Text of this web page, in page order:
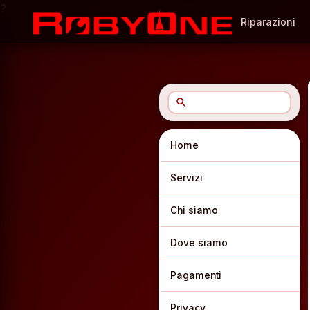
Riparazioni
search
Home
Servizi
Chi siamo
Dove siamo
Pagamenti